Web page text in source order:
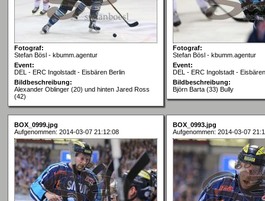
Fotograf:
Stefan Bösl - kbumm.agentur
Event:
DEL - ERC Ingolstadt - Eisbären Berlin
Bildbeschreibung:
Alexander Oblinger (20) und hinten Jared Ross
(42)
Fotograf:
Stefan Bösl - kbumm.agentur
Event:
DEL - ERC Ingolstadt -
Bildbeschreibung:
Björn Barta (33) Bully
BOX_0999.jpg
Aufgenommen: 2014-03-07 21:12:08
BOX_0993.jpg
Aufgenommen: 2014-03-07